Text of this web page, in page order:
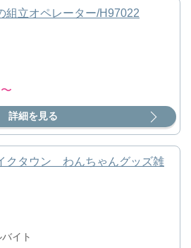
組立オペレーター/H97022
詳細を見る
クタウン わんちゃんグッズ雑
イト